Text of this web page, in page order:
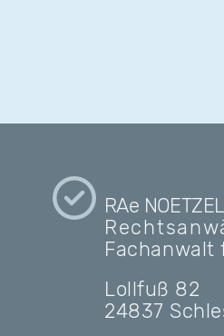
RAe
Fachanwalt
Lollfuß 82
24837